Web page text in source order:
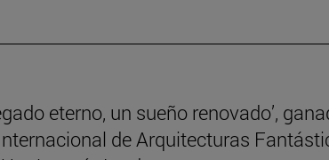
eterno, un sueño renovado’,
de Arquitecturas